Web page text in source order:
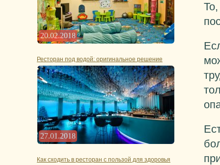
20.02.2018
Ресторан под водой: оригинальное решение
27.01.2018
Как сходить в ресторан с пользой для здоровья